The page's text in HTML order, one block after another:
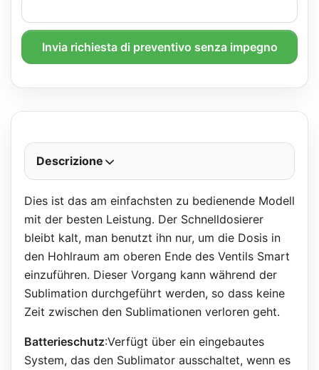
Invia richiesta di preventivo senza impegno
Descrizione
Dies ist das am einfachsten zu bedienende Modell
mit der besten Leistung. Der Schnelldosierer
bleibt kalt, man benutzt ihn nur, um die Dosis in
den Hohlraum am oberen Ende des Ventils Smart
einzuführen. Dieser Vorgang kann während der
Sublimation durchgeführt werden, so dass keine
Zeit zwischen den Sublimationen verloren geht.
Batterieschutz:Verfügt über ein eingebautes
System, das den Sublimator ausschaltet, wenn es